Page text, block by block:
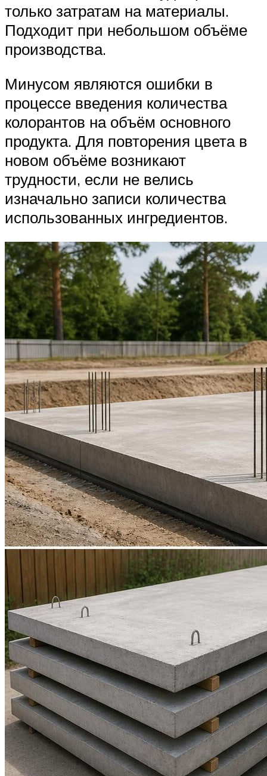
только затратам на материалы.
Подходит при небольшом объёме
производства.
Минусом являются ошибки в
процессе введения количества
колорантов на объём основного
продукта. Для повторения цвета в
новом объёме возникают
трудности, если не велись
изначально записи количества
использованных ингредиентов.